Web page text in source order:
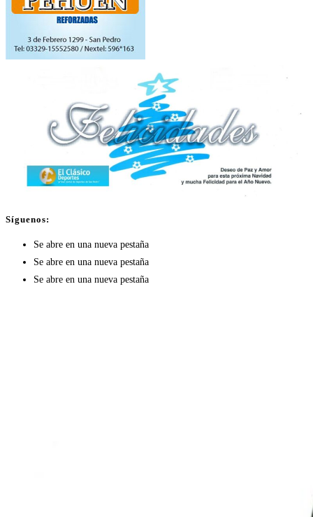
Síguenos:
Se abre en una nueva pestaña
Se abre en una nueva pestaña
Se abre en una nueva pestaña